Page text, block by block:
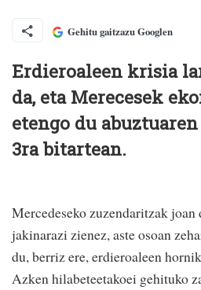
Gehitu gaitzazu Googlen
Erdieroaleen krisia
da, eta Merecesek
etengo du
3ra bitartean.
Mercedeseko zuzendaritzak joan
jakinarazi zienez, aste osoan
du, berriz ere, erdieroaleen
Azken hilabeteetakoei gehituko